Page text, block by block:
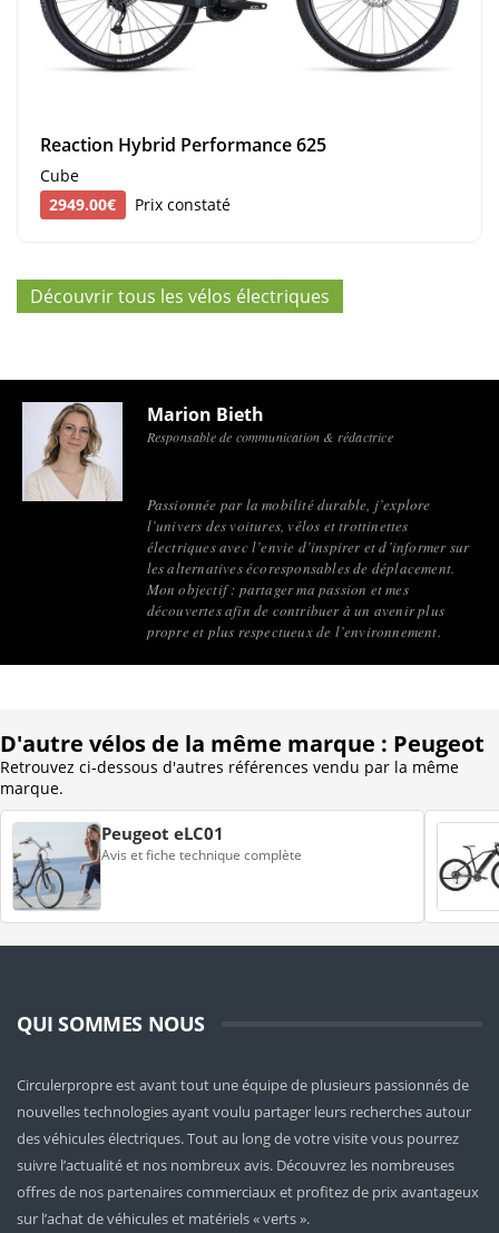
Reaction Hybrid Performance 625
Cube
2949.00€
Prix constaté
Découvrir tous les vélos électriques
Marion Bieth
Responsable de communication & rédactrice
Passionnée par la mobilité durable, j’explore
l’univers des voitures, vélos et trottinettes
électriques avec l’envie d’inspirer et d’informer sur
les alternatives écoresponsables de déplacement.
Mon objectif : partager ma passion et mes
découvertes afin de contribuer à un avenir plus
propre et plus respectueux de l’environnement.
D'autre vélos de la même marque : Peugeot
Retrouvez ci-dessous d'autres références vendu par la même
marque.
Peugeot eLC01
Avis et fiche technique complète
QUI SOMMES NOUS
Circulerpropre est avant tout une équipe de plusieurs passionnés de
nouvelles technologies ayant voulu partager leurs recherches autour
des véhicules électriques. Tout au long de votre visite vous pourrez
suivre l’actualité et nos nombreux avis. Découvrez les nombreuses
offres de nos partenaires commerciaux et profitez de prix avantageux
sur l’achat de véhicules et matériels « verts ».